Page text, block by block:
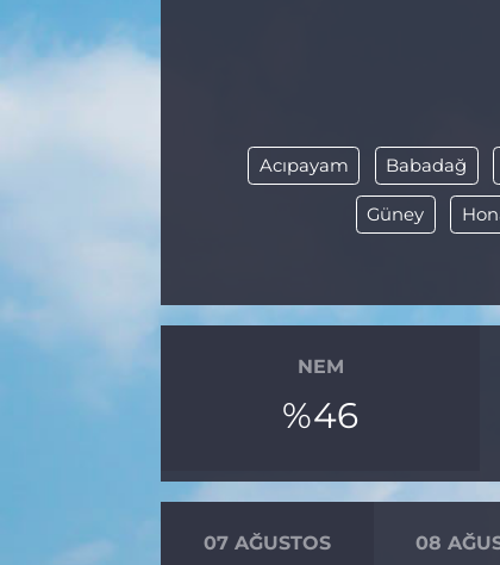
Acıpayam Babadağ
Güney
NEM
%46
07 AĞUSTOS 08
BÖLGE